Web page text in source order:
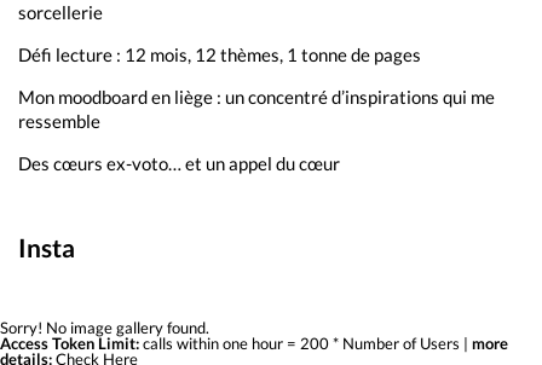
sorcellerie
Défi lecture : 12 mois, 12 thèmes, 1 tonne de pages
Mon moodboard en liège : un concentré d’inspirations qui me
ressemble
Des cœurs ex-voto… et un appel du cœur
Insta
Sorry! No image gallery found.
Access Token Limit:calls within one hour = 200 * Number of Users | more
details:Check Here